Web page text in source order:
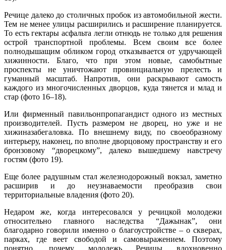
Речице далеко до столичных пробок из автомобильной жести.
Тем не менее улицы расширились и расширение планируется.
То есть гектары асфальта легли отнюдь не только для решения
острой транспортной проблемы. Всем своим все более
полнодышащим обликом город отказывается от удручающей
хижинности. Благо, что при этом новые, самобытные
проспекты не уничтожают провинциальную прелесть и
гуманный масштаб. Напротив, они раскрывают самость
каждого из многочисленных дворцов, куда тянется и млад и
стар (фото 16–18).
Или фирменный павильонпропагандист одного из местных
производителей. Пусть размером не дворец, но уже и не
хижиназабегаловка. По внешнему виду, по своеобразному
интерьеру, наконец, по вполне дворцовому пространству и его
бронзовому “дворецкому”, далеко вышедшему навстречу
гостям (фото 19).
Еще более радушным стал железнодорожный вокзал, заметно
расширив и до неузнаваемости преобразив свои
территориальные владения (фото 20).
Недаром же, когда интересовался у речицкой молодежи
относительно главного наследства “Дажынак”, они
благодарно говорили именно о благоустройстве – о скверах,
парках, где веет свободой и самовыражением. Поэтому
понятно, почему молодежь Речицы вдохновенно